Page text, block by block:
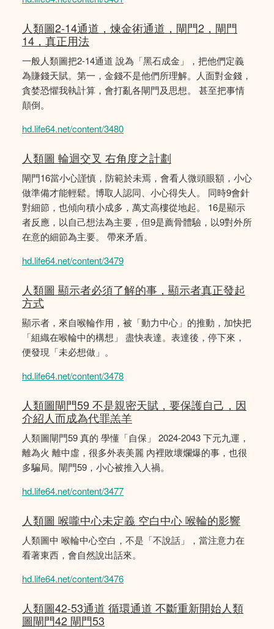
人類圖2-14通道，煉金術通道，閘門2，閘門
14，真正用法
一般人類圖把2-14通道 說為「黑石成金」，把他們定義
為賺錢天賦。第一，金錢不是他們所理解。人面對金錢，
貪婪恐懼我執計算，會打亂各閘門及思想。 甚至把事情
顛倒。
hd.life64.net/content/3480
人類圖 輪迴交叉 右角度之計劃
閘門16當小心謹慎，防範於未焉，會看人微頭眼額，小心
做準備才能輕鬆。博取人認同、小心得失人。 同時9會針
對細節，也傾向積小成多，萬丈高樓從地起。 16是顯示
者反應，以自己想法為主要，但9是薦骨體驗，以9對外所
在意的細節為主要。 帶來矛盾。
hd.life64.net/content/3479
人類圖 顯示者必須了解的事，顯示者真正發起
方式
顯示者，來自喉輪作用，被「動力中心」的推動，加快把
「組織在喉輪中的構想」 盡快表達。表達後，停下來，
便發現「未必想做」。
hd.life64.net/content/3478
人類圖閘門59 不是親密天賦，要保護自己，因
介紹人而成為代罪羔羊
人類圖閘門59 真的 學懂「自保」 2024-2043 下元九運，
離為火 離中虛，很多外表美麗 內裡敗壞爛爆的事，也很
多騙局。閘門59，小心被推入人禍。
hd.life64.net/content/3477
人類圖 喉嚨中心未定義 空白中心 喉輪的影響
人類圖中 喉輪中心空白，不是「不說話」，當注意力在
看著東西，會自然說出話來。
hd.life64.net/content/3476
人類圖42-53通道 循環通道 不斷重新開始人類
圖閘門42 閘門53